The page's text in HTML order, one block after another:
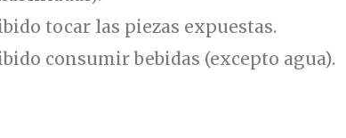
tocar las piezas expuestas.
consumir bebidas (excepto agua).